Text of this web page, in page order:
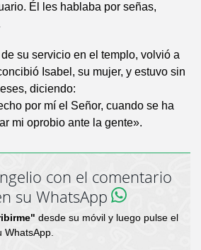
Él les hablaba por señas,
su servicio en el templo, volvió a
Isabel, su mujer, y estuvo sin
diciendo:
por mí el Señor, cuando se ha
mi oprobio ante la gente».
con el comentario
su WhatsApp
desde su móvil y luego pulse el
WhatsApp.